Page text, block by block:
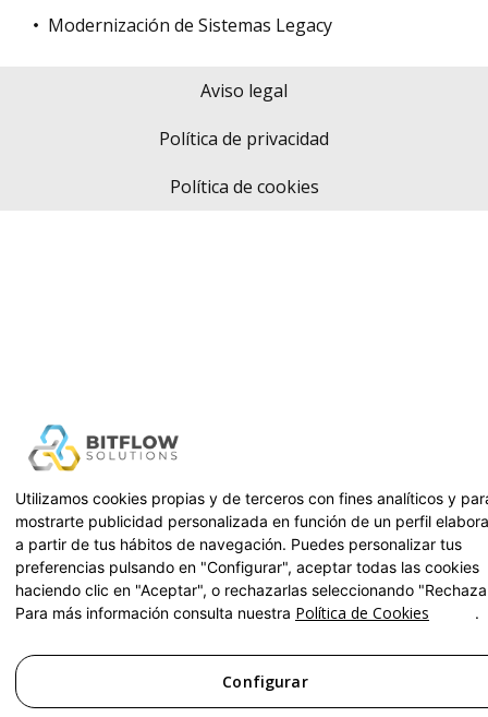
Modernización de Sistemas Legacy
Aviso legal
Política de privacidad
Política de cookies
Utilizamos cookies propias y de terceros con fines analíticos y
mostrarte publicidad personalizada en función de un perfil
a partir de tus hábitos de navegación. Puedes personalizar tus
preferencias pulsando en "Configurar", aceptar todas las cookies
haciendo clic en "Aceptar", o rechazarlas seleccionando
Para más información consulta nuestra Política de Cookies .
Configurar